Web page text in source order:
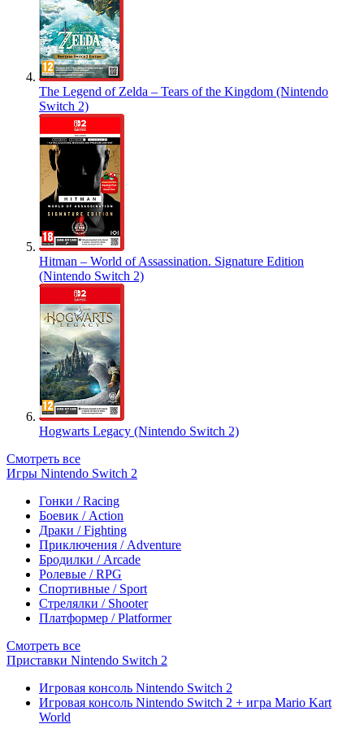
The Legend of Zelda – Tears of the Kingdom (Nintendo
Switch 2)
Hitman – World of Assassination. Signature Edition
(Nintendo Switch 2)
Hogwarts Legacy (Nintendo Switch 2)
Смотреть все
Игры Nintendo Switch 2
Гонки / Racing
Боевик / Action
Драки / Fighting
Приключения / Adventure
Бродилки / Arcade
Ролевые / RPG
Спортивные / Sport
Стрелялки / Shooter
Платформер / Platformer
Смотреть все
Приставки Nintendo Switch 2
Игровая консоль Nintendo Switch 2
Игровая консоль Nintendo Switch 2 + игра Mario Kart
World